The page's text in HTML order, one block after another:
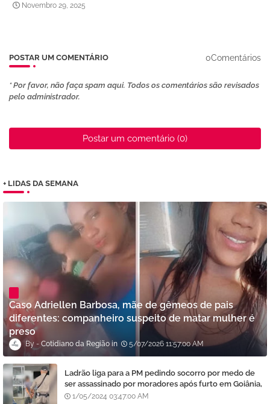
Novembro 29, 2025
POSTAR UM COMENTÁRIO 0Comentários
* Por favor, não faça spam aqui. Todos os comentários são revisados ​​
pelo administrador.
Postar um comentário (0)
+ LIDAS DA SEMANA
Caso Adriellen Barbosa, mãe de gêmeos de pais
diferentes: companheiro suspeito de matar mulher é
preso
Cotidiano da Região 5/07/2026 11:57:00 AM
Ladrão liga para a PM pedindo socorro por medo de
ser assassinado por moradores após furto em Goiânia,
diz polícia
1/05/2024 03:47:00 AM